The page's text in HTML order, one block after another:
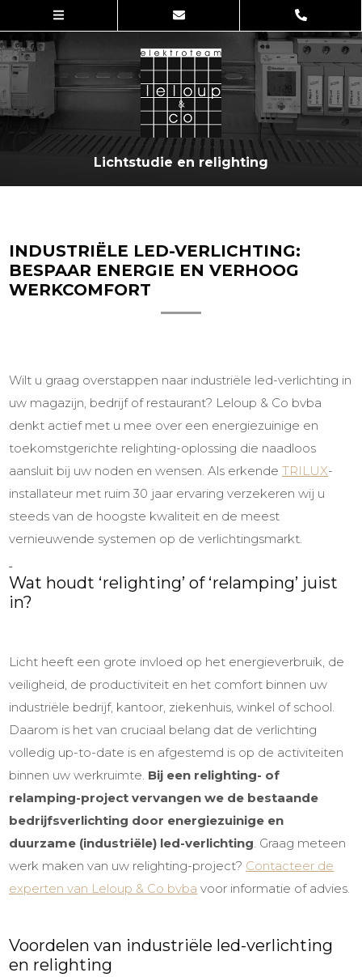
Lichtstudie en relighting
INDUSTRIËLE LED-VERLICHTING:
BESPAAR ENERGIE EN VERHOOG
WERKCOMFORT
Wilt u graag overstappen naar industriële led-verlichting in
uw magazijn, bedrijf of restaurant? Leloup & Co bvba
denkt actief met u mee over een energiezuinige en
toekomstgerichte relighting-oplossing die naadloos
aansluit bij uw noden en wensen. Als erkendeTRILUX-
installateur met ruim 30 jaar ervaring verzekeren wij u
steeds van de hoogste kwaliteit en de meest
vernieuwende systemen op de verlichtingsmarkt.
Wat houdt ‘relighting’ of ‘relamping’ juist
in?
Licht heeft een grote invloed op het energieverbruik, de
veiligheid, de productiviteit en het comfort binnen uw
industriële bedrijf, kantoor, ziekenhuis,winkel of school.
Daarom is het van cruciaal belang dat de verlichting
volledig up-to-date is en afgestemd is op de activiteiten
binnen uw werkruimte. Bij een relighting- of
relamping-project vervangen we de bestaande
bedrijfsverlichting door energiezuinige en
duurzame (industriële) led-verlichting. Graag meteen
werk maken van uw relighting-project? Contacteer de
experten van Leloup & Co bvba voor informatie of advies.
Voordelen van industriële led-verlichting
en relighting